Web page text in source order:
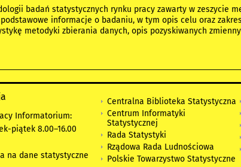
badań statystycznych rynku pracy zawarty w zeszycie
informacje o badaniu, w tym opis celu oraz
metodyki zbierania danych, opis pozyskiwanych
Informatorium:
piątek 8.00–16.00
na dane statystyczne
Centralna Biblioteka Statystyczna
Centrum Informatyki
Statystycznej
Rada Statystyki
Rządowa Rada Ludnościowa
Polskie Towarzystwo Statystyczne